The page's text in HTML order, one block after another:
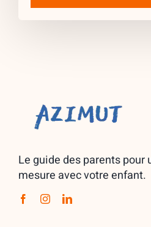
Le guide des parents pour
mesure avec votre enfant.